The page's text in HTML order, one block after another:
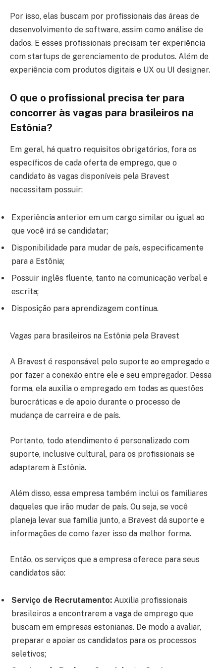
Por isso, elas buscam por profissionais das áreas de
desenvolvimento de software, assim como análise de
dados. E esses profissionais precisam ter experiência
com startups de gerenciamento de produtos. Além de
experiência com produtos digitais e UX ou UI designer.
O que o profissional precisa ter para
concorrer às vagas para brasileiros na
Estônia?
Em geral, há quatro requisitos obrigatórios, fora os
específicos de cada oferta de emprego, que o
candidato às vagas disponíveis pela Bravest
necessitam possuir:
Experiência anterior em um cargo similar ou igual ao
que você irá se candidatar;
Disponibilidade para mudar de país, especificamente
para a Estônia;
Possuir inglês fluente, tanto na comunicação verbal e
escrita;
Disposição para aprendizagem contínua.
Vagas para brasileiros na Estônia pela Bravest
A Bravest é responsável pelo suporte ao empregado e
por fazer a conexão entre ele e seu empregador. Dessa
forma, ela auxilia o empregado em todas as questões
burocráticas e de apoio durante o processo de
mudança de carreira e de país.
Portanto, todo atendimento é personalizado com
suporte, inclusive cultural, para os profissionais se
adaptarem à Estônia.
Além disso, essa empresa também inclui os familiares
daqueles que irão mudar de país. Ou seja, se você
planeja levar sua família junto, a Bravest dá suporte e
informações de como fazer isso da melhor forma.
Então, os serviços que a empresa oferece para seus
candidatos são:
Serviço de Recrutamento: Auxilia profissionais
brasileiros a encontrarem a vaga de emprego que
buscam em empresas estonianas. De modo a avaliar,
preparar e apoiar os candidatos para os processos
seletivos;